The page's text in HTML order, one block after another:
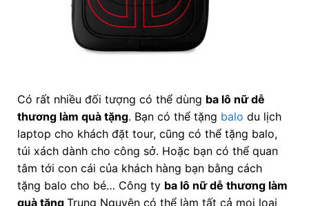
Có rất nhiều đối tượng có thể dùng ba lô nữ dễ
thương làm quà tặng. Bạn có thể tặng balo du lịch
laptop cho khách đặt tour, cũng có thể tặng balo,
túi xách dành cho công sở. Hoặc bạn có thể quan
tâm tới con cái của khách hàng bạn bằng cách
tặng balo cho bé… Công ty ba lô nữ dễ thương làm
quà tặng Trung Nguyên có thể làm tất cả mọi loại